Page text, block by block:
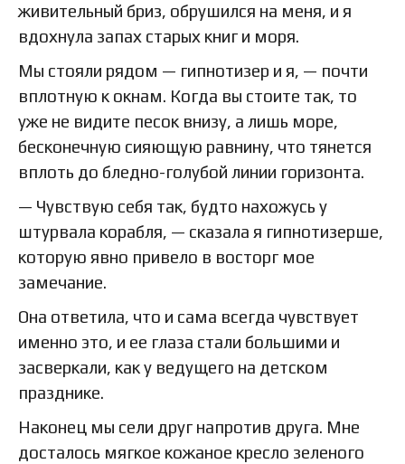
живительный бриз, обрушился на меня, и я
вдохнула запах старых книг и моря.
Мы стояли рядом — гипнотизер и я, — почти
вплотную к окнам. Когда вы стоите так, то
уже не видите песок внизу, а лишь море,
бесконечную сияющую равнину, что тянется
вплоть до бледно-голубой линии горизонта.
— Чувствую себя так, будто нахожусь у
штурвала корабля, — сказала я гипнотизерше,
которую явно привело в восторг мое
замечание.
Она ответила, что и сама всегда чувствует
именно это, и ее глаза стали большими и
засверкали, как у ведущего на детском
празднике.
Наконец мы сели друг напротив друга. Мне
досталось мягкое кожаное кресло зеленого